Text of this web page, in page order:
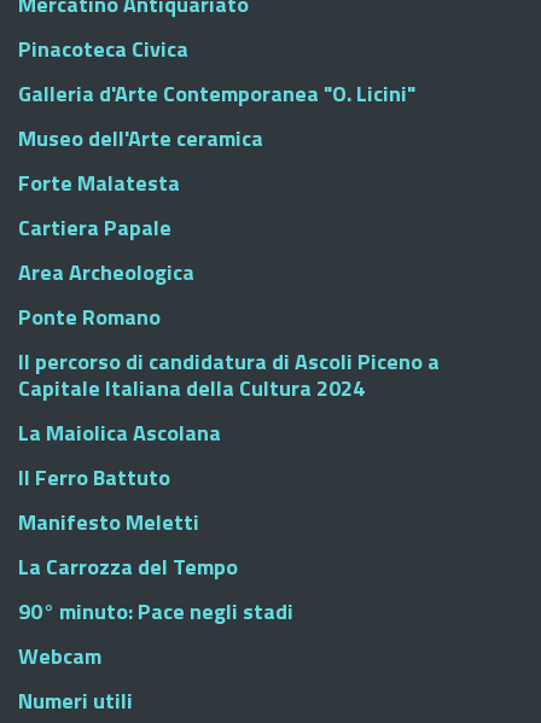
Pinacoteca Civica
Galleria d'Arte Contemporanea "O. Licini"
Museo dell'Arte ceramica
Forte Malatesta
Cartiera Papale
Area Archeologica
Ponte Romano
Il percorso di candidatura di Ascoli Piceno a
Capitale Italiana della Cultura 2024
La Maiolica Ascolana
Il Ferro Battuto
Manifesto Meletti
La Carrozza del Tempo
90° minuto: Pace negli stadi
Webcam
Numeri utili